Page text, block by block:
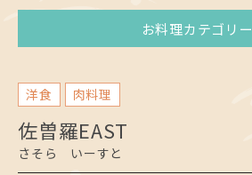
お料理カテゴリー
洋食 肉料理
佐曽羅EAST
さそら いーすと